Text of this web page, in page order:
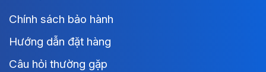
Chính sách bảo hành
Hướng dẫn đặt hàng
Câu hỏi thường gặp